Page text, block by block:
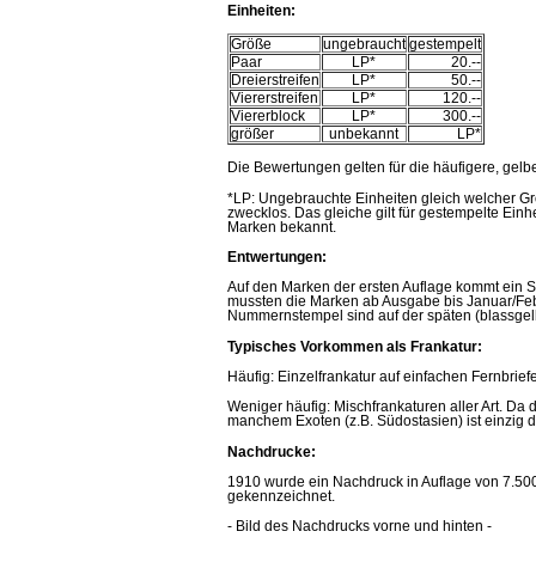
Einheiten:
Größe ungebraucht gestempelt
Paar
LP*
20.--
Dreierstreifen
LP*
50.--
Viererstreifen
LP*
120.--
Viererblock
LP*
300.--
größer
unbekannt LP*
Die Bewertungen gelten für die häufigere,
*LP: Ungebrauchte Einheiten gleich welcher
zwecklos. Das gleiche gilt für gestempelte
Marken bekannt.
Entwertungen:
Auf den Marken der ersten Auflage kommt ein
mussten die Marken ab Ausgabe bis Januar/
Nummernstempel sind auf der späten
Typisches Vorkommen als Frankatur:
Häufig: Einzelfrankatur auf einfachen
Weniger häufig: Mischfrankaturen aller Art.
manchem Exoten (z.B. Südostasien) ist einzig
Nachdrucke:
1910 wurde ein Nachdruck in Auflage von
gekennzeichnet.
- Bild des Nachdrucks vorne und hinten -